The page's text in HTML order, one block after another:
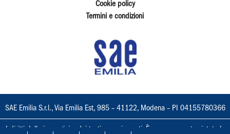
Cookie policy
Termini e condizioni
SAE Emilia S.r.l., Via Emilia Est, 985 – 41122, Modena – PI 04155780366
I diritti delle immagini e dei testi sono riservati. È espressamente vietata la